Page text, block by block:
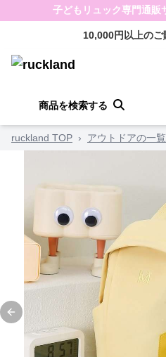
子どもリュック専門通販
10,000円以上の
商品を検索する
ruckland TOP › アウトドアの一覧
Previous slide